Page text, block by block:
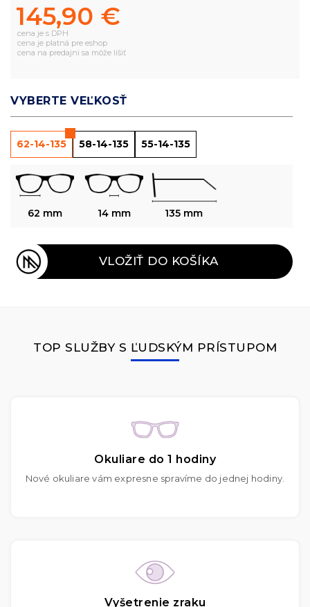
145,90 €
cena je s DPH
cena je platná pre eshop
cena na predajni sa môže líšiť
VYBERTE VEĽKOSŤ
62-14-135 58-14-135 55-14-135
62 mm 14 mm 135 mm
VLOŽIŤ DO KOŠÍKA
TOP SLUŽBY S ĽUDSKÝM PRÍSTUPOM
Okuliare do 1 hodiny
Nové okuliare vám expresne spravíme do jednej hodiny.
Vyšetrenie zraku